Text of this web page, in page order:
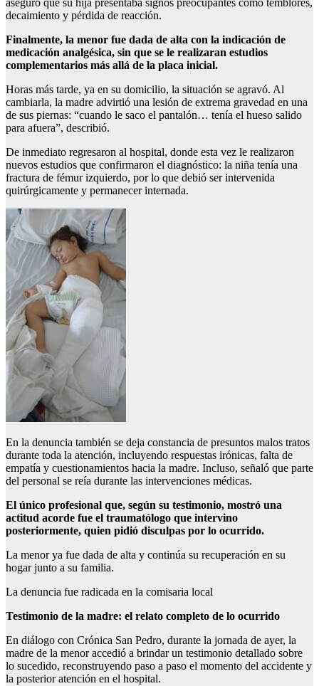
aseguró que su hija presentaba signos preocupantes como temblores,
decaimiento y pérdida de reacción.
Finalmente, la menor fue dada de alta con la indicación de
medicación analgésica, sin que se le realizaran estudios
complementarios más allá de la placa inicial.
Horas más tarde, ya en su domicilio, la situación se agravó. Al
cambiarla, la madre advirtió una lesión de extrema gravedad en una
de sus piernas: “cuando le saco el pantalón… tenía el hueso salido
para afuera”, describió.
De inmediato regresaron al hospital, donde esta vez le realizaron
nuevos estudios que confirmaron el diagnóstico: la niña tenía una
fractura de fémur izquierdo, por lo que debió ser intervenida
quirúrgicamente y permanecer internada.
En la denuncia también se deja constancia de presuntos malos tratos
durante toda la atención, incluyendo respuestas irónicas, falta de
empatía y cuestionamientos hacia la madre. Incluso, señaló que parte
del personal se reía durante las intervenciones médicas.
El único profesional que, según su testimonio, mostró una
actitud acorde fue el traumatólogo que intervino
posteriormente, quien pidió disculpas por lo ocurrido.
La menor ya fue dada de alta y continúa su recuperación en su
hogar junto a su familia.
La denuncia fue radicada en la comisaria local
Testimonio de la madre: el relato completo de lo ocurrido
En diálogo con Crónica San Pedro, durante la jornada de ayer, la
madre de la menor accedió a brindar un testimonio detallado sobre
lo sucedido, reconstruyendo paso a paso el momento del accidente y
la posterior atención en el hospital.